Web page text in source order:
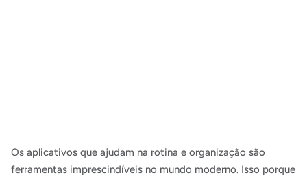
Os aplicativos que ajudam na rotina e organização são
ferramentas imprescindíveis no mundo moderno. Isso porque